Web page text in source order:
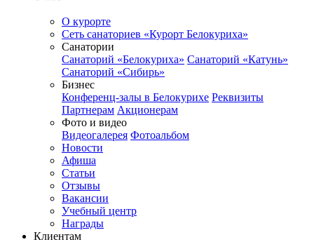
О курорте
Сеть санаториев «Курорт Белокуриха»
Санатории
Санаторий «Белокуриха» Санаторий «Катунь»
Санаторий «Сибирь»
Бизнес
Конференц-залы в Белокурихе Реквизиты
Партнерам Акционерам
Фото и видео
Видеогалерея Фотоальбом
Новости
Афиша
Статьи
Отзывы
Вакансии
Учебный центр
Награды
Клиентам